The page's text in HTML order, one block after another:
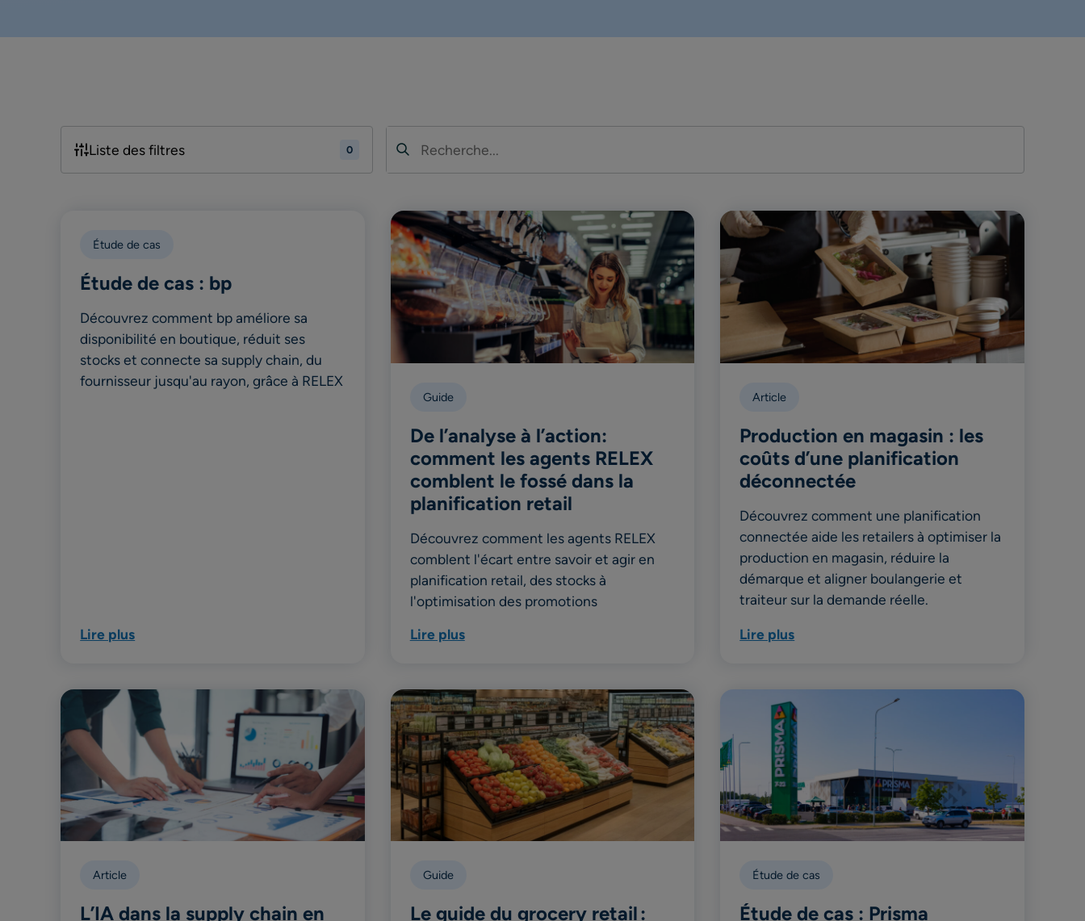
Liste des filtres 0
Étude de cas
Étude de cas : bp
Découvrez comment bp améliore sa
disponibilité en boutique, réduit ses
stocks et connecte sa supply chain, du
fournisseur jusqu'au rayon, grâce à RELEX
Lire plus
Guide
De l’analyse à l’action:
comment les agents RELEX
comblent le fossé dans la
planification retail
Découvrez comment les agents RELEX
comblent l'écart entre savoir et agir en
planification retail, des stocks à
l'optimisation des promotions
Lire plus
Article
Production en magasin : les
coûts d’une planification
déconnectée
Découvrez comment une planification
connectée aide les retailers à optimiser la
production en magasin, réduire la
démarque et aligner boulangerie et
traiteur sur la demande réelle.
Lire plus
Article
L’IA dans la supply chain en
Guide
Le guide du grocery retail :
Étude de cas
Étude de cas : Prisma